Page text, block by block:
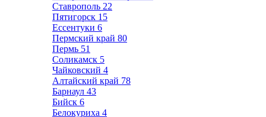
Ставрополь 22
Пятигорск 15
Ессентуки 6
Пермский край 80
Пермь 51
Соликамск 5
Чайковский 4
Алтайский край 78
Барнаул 43
Бийск 6
Белокуриха 4